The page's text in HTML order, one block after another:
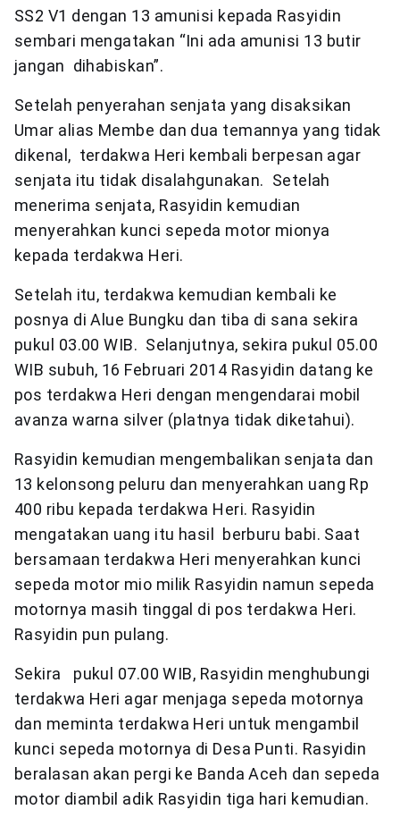
SS2 V1 dengan 13 amunisi kepada Rasyidin
sembari mengatakan “Ini ada amunisi 13 butir
jangan dihabiskan”.
Setelah penyerahan senjata yang disaksikan
Umar alias Membe dan dua temannya yang tidak
dikenal, terdakwa Heri kembali berpesan agar
senjata itu tidak disalahgunakan. Setelah
menerima senjata, Rasyidin kemudian
menyerahkan kunci sepeda motor mionya
kepada terdakwa Heri.
Setelah itu, terdakwa kemudian kembali ke
posnya di Alue Bungku dan tiba di sana sekira
pukul 03.00 WIB. Selanjutnya, sekira pukul 05.00
WIB subuh, 16 Februari 2014 Rasyidin datang ke
pos terdakwa Heri dengan mengendarai mobil
avanza warna silver (platnya tidak diketahui).
Rasyidin kemudian mengembalikan senjata dan
13 kelonsong peluru dan menyerahkan uang Rp
400 ribu kepada terdakwa Heri. Rasyidin
mengatakan uang itu hasil berburu babi. Saat
bersamaan terdakwa Heri menyerahkan kunci
sepeda motor mio milik Rasyidin namun sepeda
motornya masih tinggal di pos terdakwa Heri.
Rasyidin pun pulang.
Sekira pukul 07.00 WIB, Rasyidin menghubungi
terdakwa Heri agar menjaga sepeda motornya
dan meminta terdakwa Heri untuk mengambil
kunci sepeda motornya di Desa Punti. Rasyidin
beralasan akan pergi ke Banda Aceh dan sepeda
motor diambil adik Rasyidin tiga hari kemudian.